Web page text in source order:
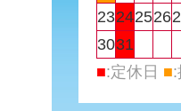
23242526
3031
■:定休日 ■: